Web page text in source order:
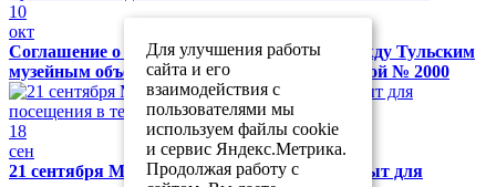
10
окт
Соглашение о сотрудничестве подписано между Тульским
музейным объединением и московской школой № 2000
18
сен
21 сентября Музей обороны Тулы будет закрыт для
Для улучшения работы
сайта и его
взаимодействия с
пользователями мы
используем файлы cookie
и сервис Яндекс.Метрика.
Продолжая работу с